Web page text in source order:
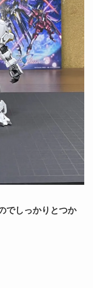
でしっかりとつか